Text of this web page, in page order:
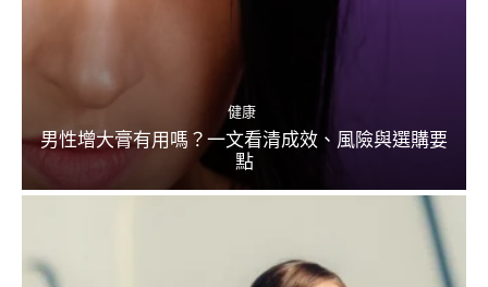
健康
男性增大膏有用嗎？一文看清成效、風險與選購要
點